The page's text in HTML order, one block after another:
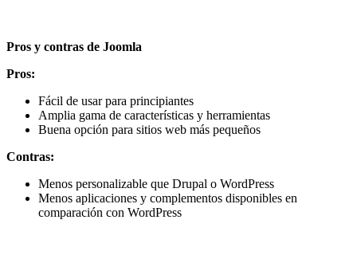
Pros y contras de Joomla
Pros:
Fácil de usar para principiantes
Amplia gama de características y herramientas
Buena opción para sitios web más pequeños
Contras:
Menos personalizable que Drupal o WordPress
Menos aplicaciones y complementos disponibles en
comparación con WordPress